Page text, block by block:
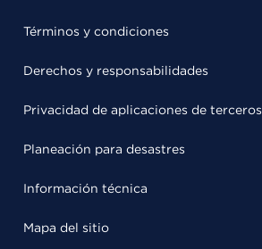
Términos y condiciones
Derechos y responsabilidades
Privacidad de aplicaciones de terceros
Planeación para desastres
Información técnica
Mapa del sitio